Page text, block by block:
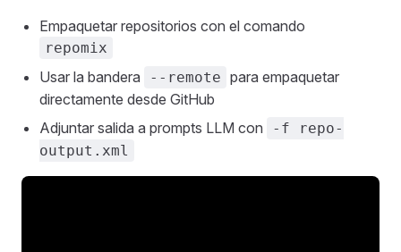
Empaquetar repositorios con el comando
repomix
Usar la bandera --remote para empaquetar
directamente desde GitHub
Adjuntar salida a prompts LLM con
-f repo-
output.xml